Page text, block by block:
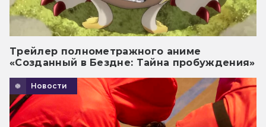
Трейлер полнометражного аниме
«Созданный в Бездне: Тайна пробуждения»
Новости